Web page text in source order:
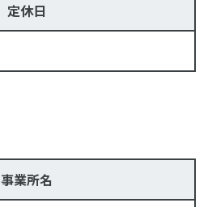
定休日
事業所名